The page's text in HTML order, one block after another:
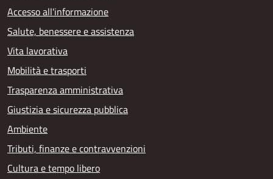
Accesso all'informazione
Salute, benessere e assistenza
Vita lavorativa
Mobilità e trasporti
Trasparenza amministrativa
Giustizia e sicurezza pubblica
Ambiente
Tributi, finanze e contravvenzioni
Cultura e tempo libero